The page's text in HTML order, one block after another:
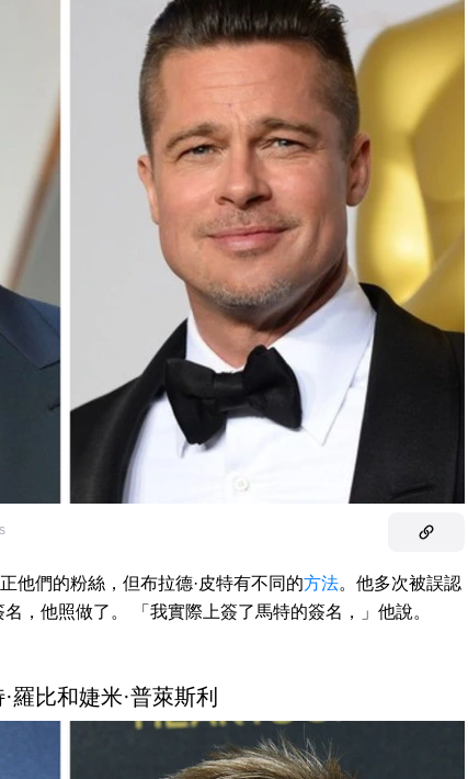
他們的粉絲，但布拉德·皮特有不同的方法。他多次被誤認
，他照做了。 「我實際上簽了馬特的簽名，」他說。
羅比和婕米·普萊斯利